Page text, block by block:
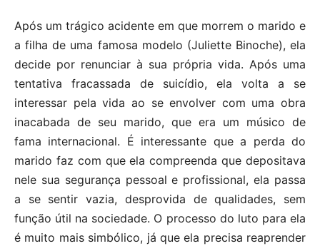
Após um trágico acidente em que morrem o marido e
a filha de uma famosa modelo (Juliette Binoche), ela
decide por renunciar à sua própria vida. Após uma
tentativa fracassada de suicídio, ela volta a se
interessar pela vida ao se envolver com uma obra
inacabada de seu marido, que era um músico de
fama internacional. É interessante que a perda do
marido faz com que ela compreenda que depositava
nele sua segurança pessoal e profissional, ela passa
a se sentir vazia, desprovida de qualidades, sem
função útil na sociedade. O processo do luto para ela
é muito mais simbólico, já que ela precisa reaprender